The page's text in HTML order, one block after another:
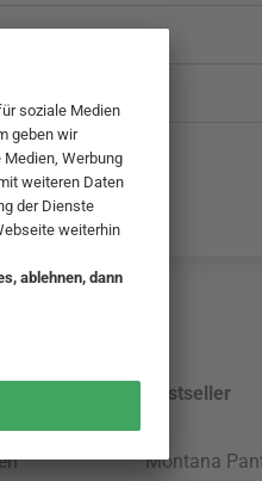
Bestseller
Montana